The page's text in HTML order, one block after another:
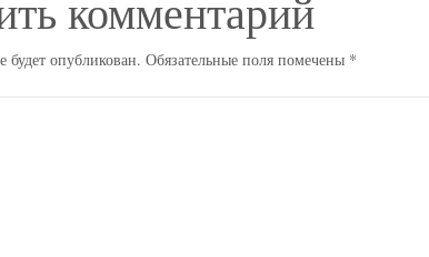
будет опубликован. Обязательные поля помечены *